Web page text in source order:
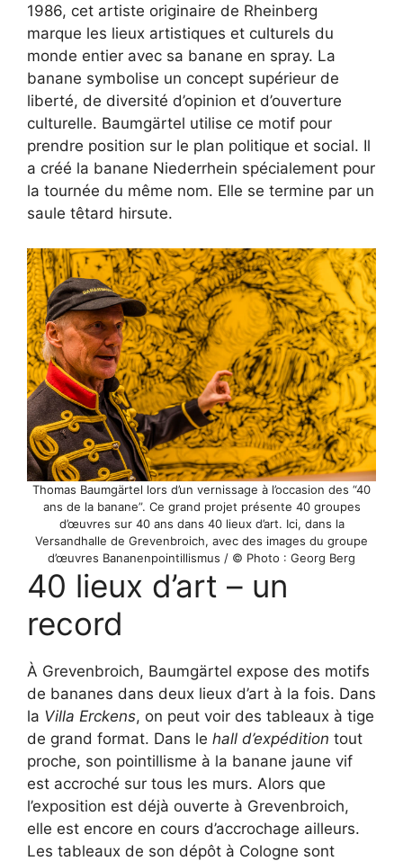
1986, cet artiste originaire de Rheinberg
marque les lieux artistiques et culturels du
monde entier avec sa banane en spray. La
banane symbolise un concept supérieur de
liberté, de diversité d’opinion et d’ouverture
culturelle. Baumgärtel utilise ce motif pour
prendre position sur le plan politique et social. Il
a créé la banane Niederrhein spécialement pour
la tournée du même nom. Elle se termine par un
saule têtard hirsute.
Thomas Baumgärtel lors d’un vernissage à l’occasion des “40
ans de la banane”. Ce grand projet présente 40 groupes
d’œuvres sur 40 ans dans 40 lieux d’art. Ici, dans la
Versandhalle de Grevenbroich, avec des images du groupe
d’œuvres Bananenpointillismus / © Photo : Georg Berg
40 lieux d’art – un
record
À Grevenbroich, Baumgärtel expose des motifs
de bananes dans deux lieux d’art à la fois. Dans
la Villa Erckens, on peut voir des tableaux à tige
de grand format. Dans le hall d’expédition tout
proche, son pointillisme à la banane jaune vif
est accroché sur tous les murs. Alors que
l’exposition est déjà ouverte à Grevenbroich,
elle est encore en cours d’accrochage ailleurs.
Les tableaux de son dépôt à Cologne sont